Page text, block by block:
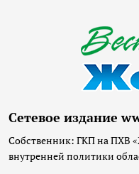
Сетевое издание
Собственник: ГКП на ПХВ
внутренней политики